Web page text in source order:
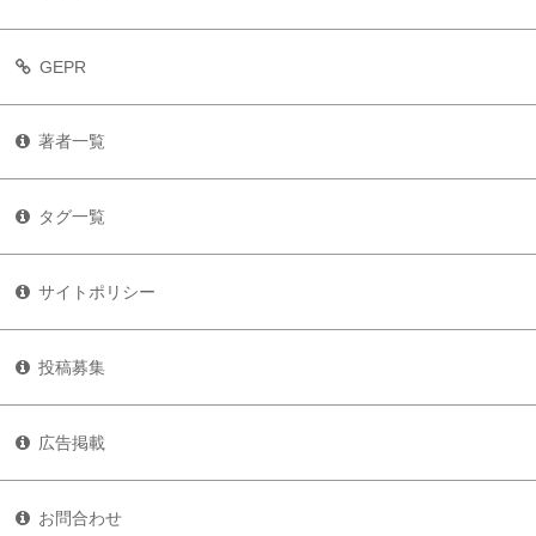
GEPR
著者一覧
タグ一覧
サイトポリシー
投稿募集
広告掲載
お問合わせ